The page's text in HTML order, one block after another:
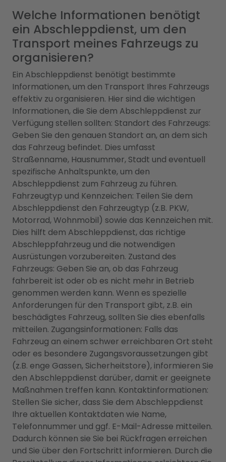
Welche Informationen benötigt
ein Abschleppdienst, um den
Transport meines Fahrzeugs zu
organisieren?
Ein Abschleppdienst benötigt bestimmte
Informationen, um den Transport Ihres Fahrzeugs
effektiv zu organisieren. Hier sind die wichtigen
Informationen, die Sie dem Abschleppdienst zur
Verfügung stellen sollten: Standort des Fahrzeugs:
Geben Sie den genauen Standort an, an dem sich
das Fahrzeug befindet. Dies umfasst
Straßenname, Hausnummer, Stadt und eventuell
spezifische Anhaltspunkte, um den
Abschleppdienst zum Fahrzeug zu führen.
Fahrzeugtyp und Kennzeichen: Teilen Sie dem
Abschleppdienst den Fahrzeugtyp (z.B. PKW,
Motorrad, Wohnmobil) sowie das Kennzeichen mit.
Dies hilft dem Abschleppdienst, das richtige
Abschleppfahrzeug und die notwendigen
Ausrüstungen vorzubereiten. Zustand des
Fahrzeugs: Geben Sie an, ob das Fahrzeug
fahrbereit ist oder ob es nicht mehr in Betrieb
genommen werden kann. Wenn es spezielle
Anforderungen für den Transport gibt, z.B. ein
beschädigtes Fahrzeug, sollten Sie dies ebenfalls
mitteilen. Zugangsinformationen: Falls das
Fahrzeug an einem schwer erreichbaren Ort steht
oder es besondere Zugangsvoraussetzungen gibt
(z.B. enge Gassen, Sicherheitstore), informieren Sie
den Abschleppdienst darüber, damit er geeignete
Maßnahmen treffen kann. Kontaktinformationen:
Stellen Sie sicher, dass Sie dem Abschleppdienst
Ihre aktuellen Kontaktdaten wie Name,
Telefonnummer und ggf. E-Mail-Adresse mitteilen.
Dadurch können sie Sie bei Rückfragen erreichen
und Sie über den Fortschritt informieren. Durch die